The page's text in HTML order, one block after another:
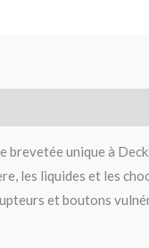
brevetée unique à
les liquides et les
et boutons